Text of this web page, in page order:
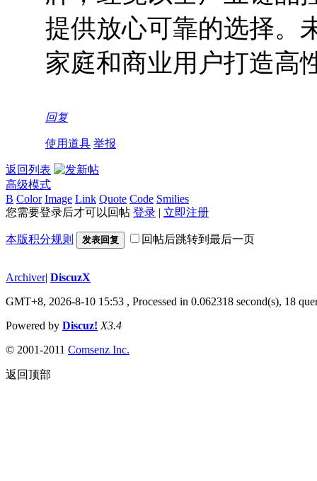
提供放心可靠的选择。
家庭和商业用户打造高
回复
使用道具 举报
返回列表
高级模式
B Color Image Link Quote Code Smilies
您需要登录后才可以回帖 登录 | 立即注册
本版积分规则 发表回复 回帖后跳转到最后一页
Archiver| DiscuzX
GMT+8, 2026-8-10 15:53 , Processed in 0.062318 second(s), 18
Powered by Discuz! X3.4
© 2001-2011 Comsenz Inc.
返回顶部